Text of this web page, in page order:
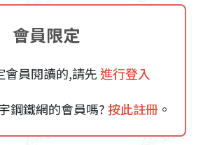
會員限定
會員閱讀的,請先 進行登入
鋼鐵網的會員嗎?按此註冊。